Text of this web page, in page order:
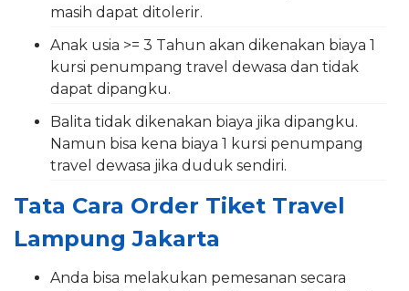
masih dapat ditolerir.
Anak usia >= 3 Tahun akan dikenakan biaya 1
kursi penumpang travel dewasa dan tidak
dapat dipangku.
Balita tidak dikenakan biaya jika dipangku.
Namun bisa kena biaya 1 kursi penumpang
travel dewasa jika duduk sendiri.
Tata Cara Order Tiket Travel
Lampung Jakarta
Anda bisa melakukan pemesanan secara